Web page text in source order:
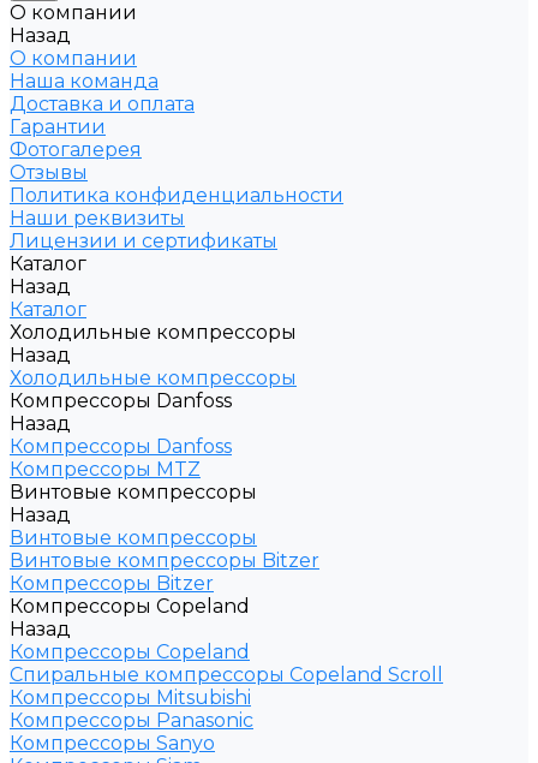
О компании
Назад
О компании
Наша команда
Доставка и оплата
Гарантии
Фотогалерея
Отзывы
Политика конфиденциальности
Наши реквизиты
Лицензии и сертификаты
Каталог
Назад
Каталог
Холодильные компрессоры
Назад
Холодильные компрессоры
Компрессоры Danfoss
Назад
Компрессоры Danfoss
Компрессоры MTZ
Винтовые компрессоры
Назад
Винтовые компрессоры
Винтовые компрессоры Bitzer
Компрессоры Bitzer
Компрессоры Copeland
Назад
Компрессоры Copeland
Спиральные компрессоры Copeland Scroll
Компрессоры Mitsubishi
Компрессоры Panasonic
Компрессоры Sanyo